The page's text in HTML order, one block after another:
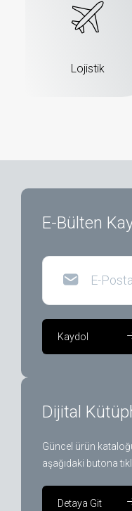
Lojistik
E-Bülten
E-
Kaydol
Dijital
Güncel ürün
aşağıdaki butona
Detaya Git